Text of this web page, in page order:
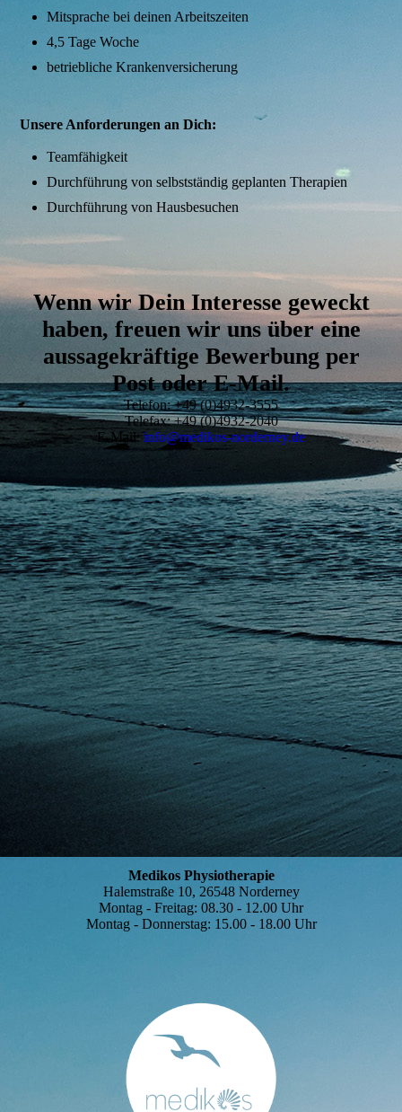
Mitsprache bei deinen Arbeitszeiten
4,5 Tage Woche
betriebliche Krankenversicherung
Unsere Anforderungen an Dich:
Teamfähigkeit
Durchführung von selbstständig geplanten Therapien
Durchführung von Hausbesuchen
Wenn wir Dein Interesse geweckt
haben, freuen wir uns über eine
aussagekräftige Bewerbung per
Post oder E-Mail.
Telefon: +49 (0)4932-3555
Telefax: +49 (0)4932-2040
E-Mail:info@medikos-norderney.de
Medikos Physiotherapie
Halemstraße 10, 26548 Norderney
Montag - Freitag: 08.30 - 12.00 Uhr
Montag - Donnerstag: 15.00 - 18.00 Uhr